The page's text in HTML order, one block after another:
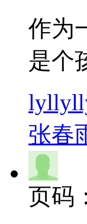
作为
是个
张春
页码